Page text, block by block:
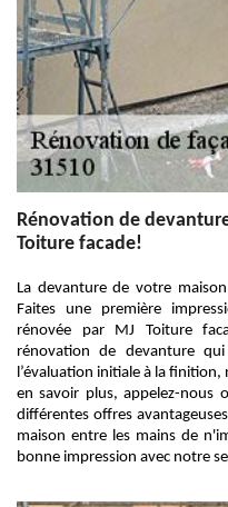
Rénovation de
Toiture facade!
La devanture de votre
Faites une première
rénovée par MJ Toiture
rénovation de devanture
l’évaluation initiale à la
en savoir plus, appelez-nous
différentes offres
maison entre les mains de
bonne impression avec notre